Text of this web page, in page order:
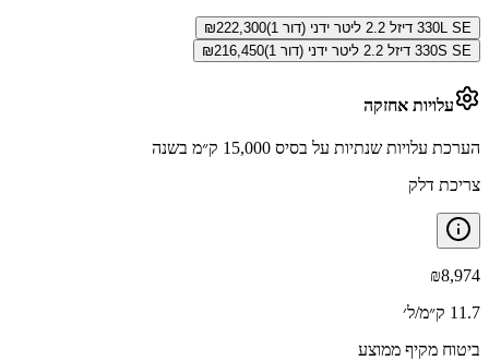
330L SE דיזל 2.2 ליטר ידני (דור 1) ₪222,300
330S SE דיזל 2.2 ליטר ידני (דור 1)
₪216,450
עלויות אחזקה
הערכת עלויות שנתיות על בסיס 15,000 ק״מ בשנה
צריכת דלק
₪8,974
11.7 ק״מ/ל׳
ביטוח מקיף ממוצע